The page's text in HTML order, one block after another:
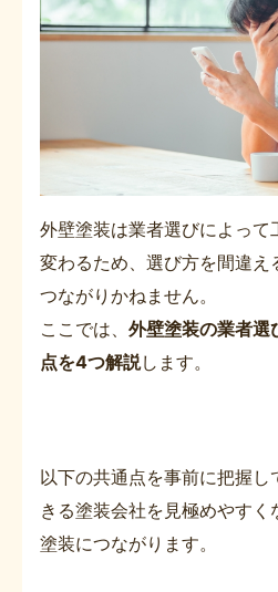
外壁塗装は業者選びによって
変わるため、選び方を間違え
つながりかねません。
ここでは、 外壁塗装の業者選
点を4つ解説します。
以下の共通点を事前に把握
きる塗装会社を見極めやす
塗装につながります。